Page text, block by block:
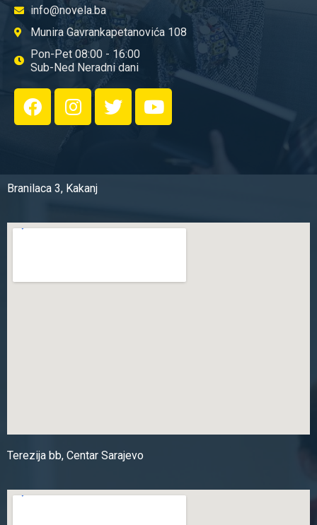
info@novela.ba
Munira Gavrankapetanovića 108
Pon-Pet 08:00 - 16:00
Sub-Ned Neradni dani
Branilaca 3, Kakanj
Terezija bb, Centar Sarajevo